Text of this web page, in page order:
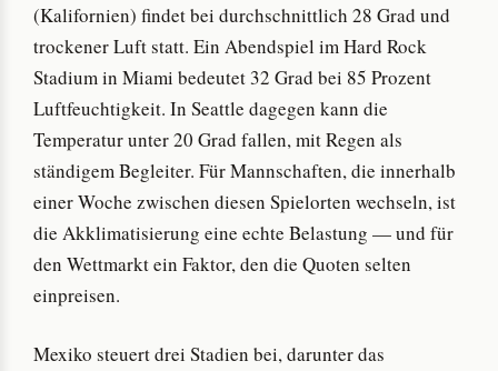
(Kalifornien) findet bei durchschnittlich 28 Grad und
trockener Luft statt. Ein Abendspiel im Hard Rock
Stadium in Miami bedeutet 32 Grad bei 85 Prozent
Luftfeuchtigkeit. In Seattle dagegen kann die
Temperatur unter 20 Grad fallen, mit Regen als
ständigem Begleiter. Für Mannschaften, die innerhalb
einer Woche zwischen diesen Spielorten wechseln, ist
die Akklimatisierung eine echte Belastung — und für
den Wettmarkt ein Faktor, den die Quoten selten
einpreisen.
Mexiko steuert drei Stadien bei, darunter das